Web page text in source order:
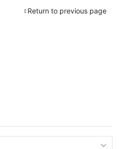
Return to previous page